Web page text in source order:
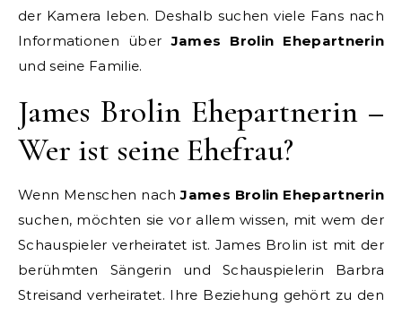
der Kamera leben. Deshalb suchen viele Fans nach
Informationen überJames Brolin Ehepartnerin
und seine Familie.
James Brolin Ehepartnerin –
Wer ist seine Ehefrau?
Wenn Menschen nachJames Brolin Ehepartnerin
suchen, möchten sie vor allem wissen, mit wem der
Schauspieler verheiratet ist. James Brolin ist mit der
berühmten Sängerin und Schauspielerin Barbra
Streisand verheiratet. Ihre Beziehung gehört zu den